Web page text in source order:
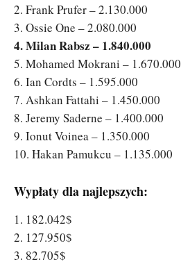
2. Frank Prufer – 2.130.000
3. Ossie One – 2.080.000
4. Milan Rabsz – 1.840.000
5. Mohamed Mokrani – 1.670.000
6. Ian Cordts – 1.595.000
7. Ashkan Fattahi – 1.450.000
8. Jeremy Saderne – 1.400.000
9. Ionut Voinea – 1.350.000
10. Hakan Pamukcu – 1.135.000
Wypłaty dla najlepszych:
1. 182.042$
2. 127.950$
3. 82.705$